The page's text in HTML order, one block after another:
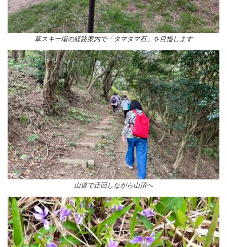
草スキー場の経路案内で「タマタマ石」を目指します
山道で迂回しながら山頂へ